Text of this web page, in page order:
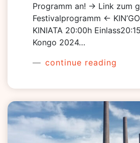
Programm an! -> Link zum
Festivalprogramm <-
KINIATA 20:00h
Kongo 2024…
continue reading